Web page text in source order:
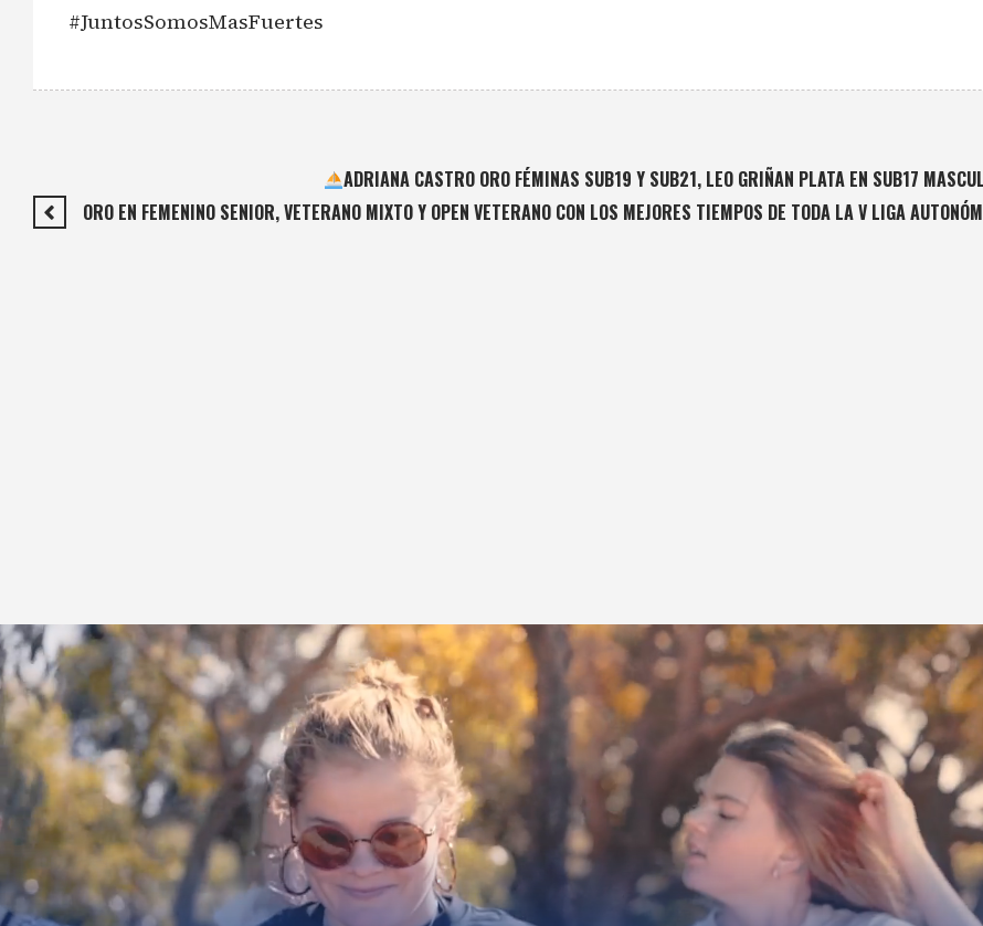
#JuntosSomosMasFuertes
ADRIANA CASTRO ORO FÉMINAS SUB19 Y SUB21, LEO GRIÑAN PLATA EN SUB17
ORO EN FEMENINO SENIOR, VETERANO MIXTO Y OPEN VETERANO CON LOS MEJORES TIEMPOS DE TODA LA V LIGA